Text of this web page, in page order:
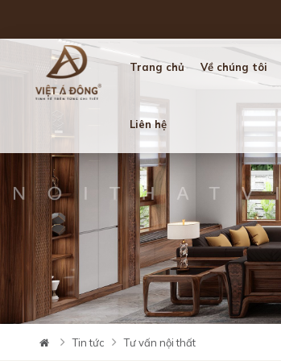
Trang chủ Về chúng tôi
Liên hệ
Tin tức Tư vấn nội thất